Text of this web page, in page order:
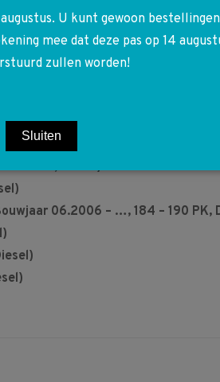
– 190 PK, Diesel)
– 190 PK, Diesel)
06.2006 – …, 184 – 190
190 PK, Diesel)
06.2006 – 05.2016, 184 –
– 190 PK, Diesel)
06.2006 – …, 184 – 190 PK,
190 PK, Diesel)
06.2006 – …, 184 – 190 PK,
U kunt gewoon bestellingen
mee dat deze pas op 14
zullen worden!
Sluiten